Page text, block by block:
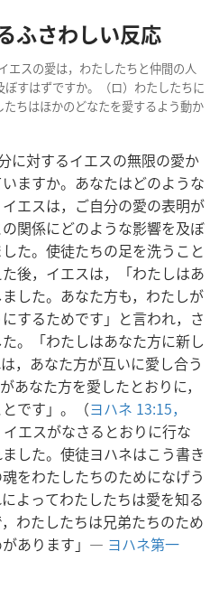
ふさわしい反応
エスの愛は，わたしたちと仲間の人
すはずですか。（ロ）わたしたちに
ちはほかのどなたを愛するよう動か
に対するイエスの無限の愛か
ますか。あなたはどのような
エスは，ご自分の愛の表明が
関係にどのような影響を及ぼ
た。使徒たちの足を洗うこと
後，イエスは，「わたしはあ
した。あなた方も，わたしが
するためです」と言われ，さ
。「わたしはあなた方に新し
，あなた方が互いに愛し合う
あなた方を愛したとおりに，
です」。（ヨハネ 13:15，
エスがなさるとおりに行な
した。使徒ヨハネはこう書き
をわたしたちのためになげう
よってわたしたちは愛を知る
わたしたちは兄弟たちのため
があります」― ヨハネ第一